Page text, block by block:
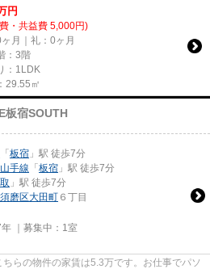
円
・共益費 5,000円)
月｜礼：0ヶ月
：3階
：1LDK
29.55㎡
板宿SOUTH
「 板宿 」駅 徒歩7分
手線 「 板宿 」駅 徒歩7分
」駅 徒歩7分
磨区大田町 ６丁目
｜募集中： 1室
らの物件の家賃は5.3万です。お仕事でパソ